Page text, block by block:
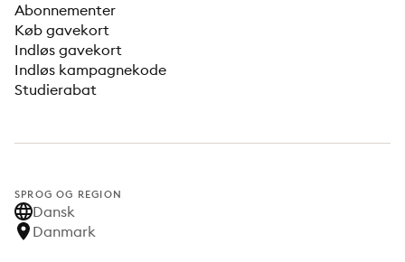
Abonnementer
Køb gavekort
Indløs gavekort
Indløs kampagnekode
Studierabat
SPROG OG REGION
Dansk
Danmark